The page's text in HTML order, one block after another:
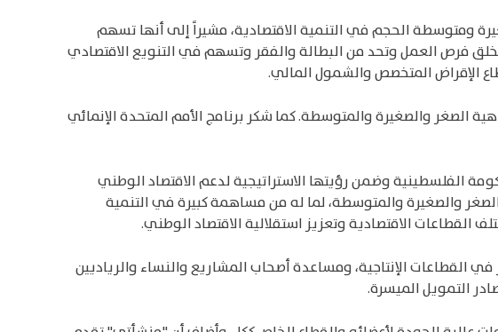
ومتوسطة الحجم في التنمية الاقتصادية، مشيراً إلى أنها تسهم
في دولة فلسطين، فهي تخلق فرص العمل وتحد من البطالة والفقر وتسهم في التنويع الاقتصادي
الإقراض المتخصص والشمول المالي.
والصغيرة والمتوسطة. كما شكر برنامج الأمم المتحدة الإنمائي
الفلسطينية وضمن رؤيتها الاستراتيجية لدعم الاقتصاد الوطني
الصغر والصغيرة والمتوسطة، لما له من مساهمة كبيرة في التنمية
الاقتصادية وتعزيز استقلالية الاقتصاد الوطني.
القطاعات الإنتاجية، ومساعدة أصحاب المشاريع والنساء والرياديين
التمويل الميسرة.